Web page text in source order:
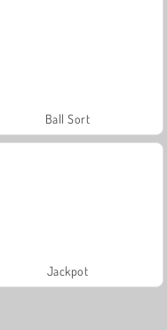
Ball Sort
Jackpot